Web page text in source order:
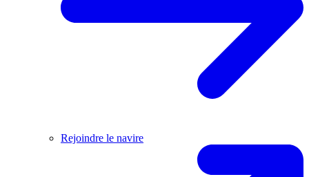
Rejoindre le navire